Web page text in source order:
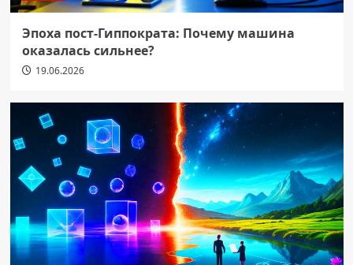
Эпоха пост-Гиппократа: Почему машина
оказалась сильнее?
19.06.2026